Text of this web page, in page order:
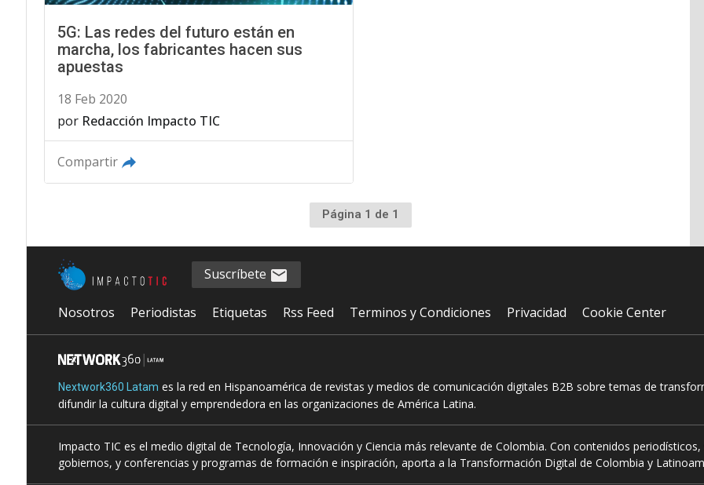
5G: Las redes del futuro están en
marcha, los fabricantes hacen sus
apuestas
18 Feb 2020
por Redacción Impacto TIC
Compartir
Página 1 de 1
Suscríbete
Nosotros Periodistas Etiquetas Rss Feed Terminos y Condiciones Privacidad Cookie Center
Nextwork360 Latam es la red en Hispanoamérica de revistas y medios de comunicación digitales B2B sobre temas de
difundir la cultura digital y emprendedora en las organizaciones de América Latina.
Impacto TIC es el medio digital de Tecnología, Innovación y Ciencia más relevante de Colombia. Con contenidos
gobiernos, y conferencias y programas de formación e inspiración, aporta a la Transformación Digital de Colombia y